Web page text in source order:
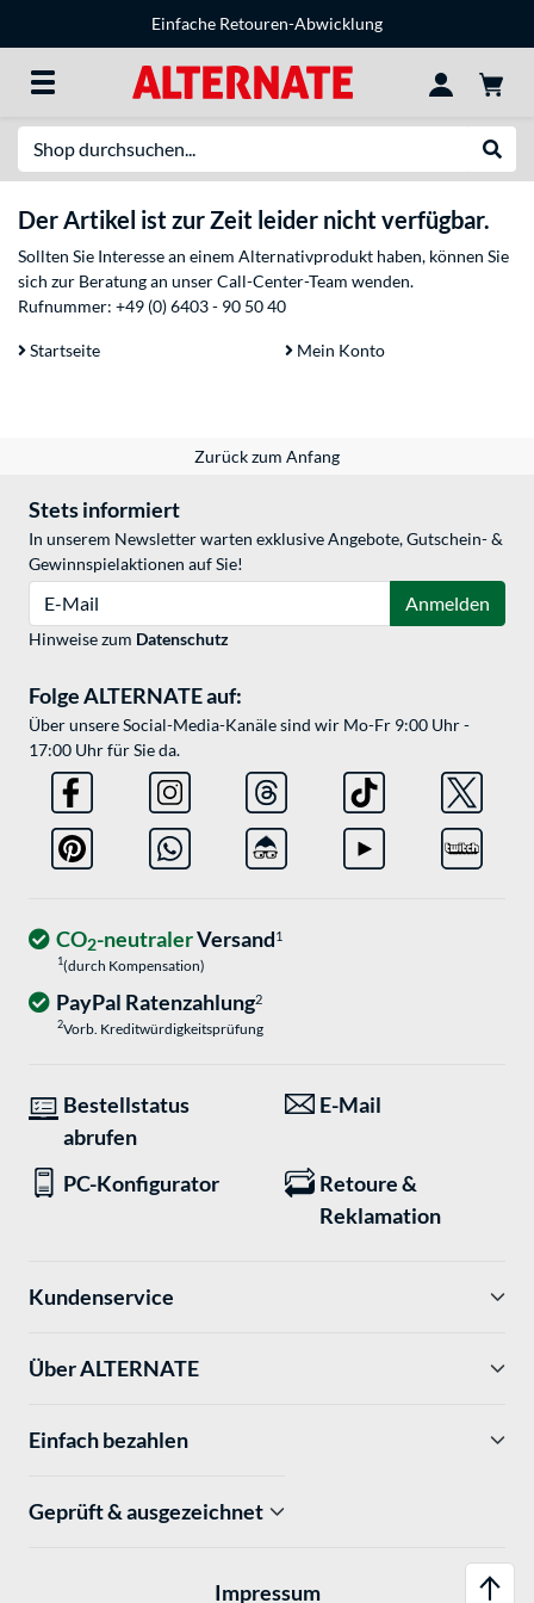
Einfache Retouren-Abwicklung
Der Artikel ist zur Zeit leider nicht verfügbar.
Sollten Sie Interesse an einem Alternativprodukt haben, können Sie
sich zur Beratung an unser Call-Center-Team wenden.
Rufnummer: +49 (0) 6403 - 90 50 40
Startseite Mein Konto
Zurück zum Anfang
Stets informiert
In unserem Newsletter warten exklusive Angebote, Gutschein- &
Gewinnspielaktionen auf Sie!
Anmelden
Hinweise zum Datenschutz
Folge ALTERNATE auf:
Über unsere Social-Media-Kanäle sind wir Mo-Fr 9:00 Uhr -
17:00 Uhr für Sie da.
CO2-neutralerVersand1
1(durch Kompensation)
PayPal Ratenzahlung2
2Vorb. Kreditwürdigkeitsprüfung
Bestellstatus
abrufen
E-Mail
PC-Konfigurator
Retoure &
Reklamation
Kundenservice
Über ALTERNATE
Einfach bezahlen
Geprüft & ausgezeichnet
Impressum